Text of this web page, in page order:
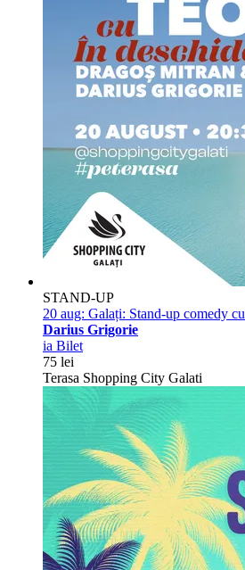
STAND-UP
20 aug: Galați: Stand-up comedy cu
Darius Grigorie
ia Bilet
75 lei
Terasa Shopping City Galati